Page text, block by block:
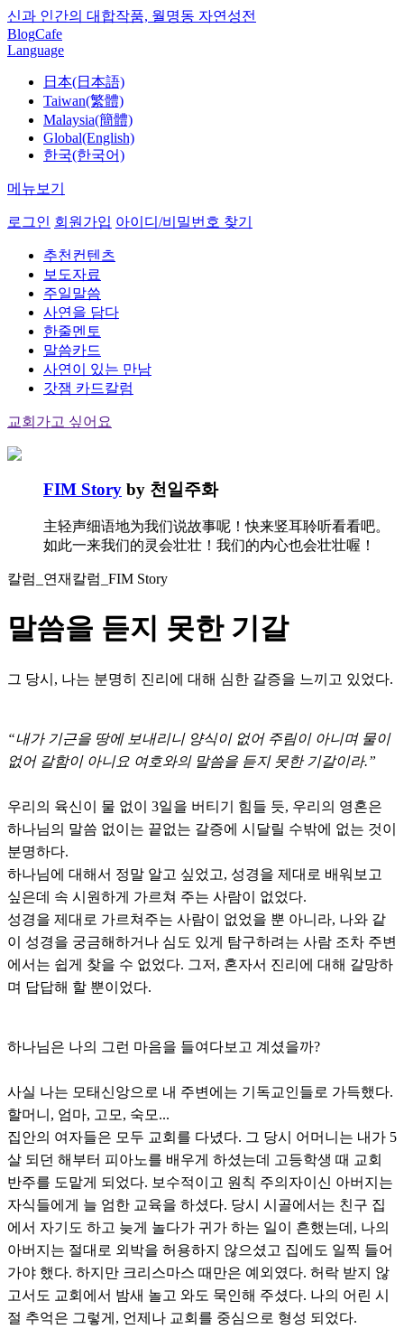
신과 인간의 대합작품, 월명동 자연성전
BlogCafe
Language
日本(日本語)
Taiwan(繁體)
Malaysia(簡體)
Global(English)
한국(한국어)
메뉴보기
로그인 회원가입 아이디/비밀번호 찾기
추천컨텐츠
보도자료
주일말씀
사연을 담다
한줄멘토
말씀카드
사연이 있는 만남
갓잼 카드칼럼
교회가고 싶어요
FIM Story by 천일주화
主轻声细语地为我们说故事呢！快来竖耳聆听看看吧。
如此一来我们的灵会壮壮！我们的内心也会壮壮喔！
칼럼_연재칼럼_FIM Story
말씀을 듣지 못한 기갈
그 당시, 나는 분명히 진리에 대해 심한 갈증을 느끼고 있었다.
“내가 기근을 땅에 보내리니 양식이 없어 주림이 아니며 물이
없어 갈함이 아니요 여호와의 말씀을 듣지 못한 기갈이라.”
우리의 육신이 물 없이 3일을 버티기 힘들 듯, 우리의 영혼은
하나님의 말씀 없이는 끝없는 갈증에 시달릴 수밖에 없는 것이
분명하다.
하나님에 대해서 정말 알고 싶었고, 성경을 제대로 배워보고
싶은데 속 시원하게 가르쳐 주는 사람이 없었다.
성경을 제대로 가르쳐주는 사람이 없었을 뿐 아니라, 나와 같
이 성경을 궁금해하거나 심도 있게 탐구하려는 사람 조차 주변
에서는 쉽게 찾을 수 없었다. 그저, 혼자서 진리에 대해 갈망하
며 답답해 할 뿐이었다.
하나님은 나의 그런 마음을 들여다보고 계셨을까?
사실 나는 모태신앙으로 내 주변에는 기독교인들로 가득했다.
할머니, 엄마, 고모, 숙모...
집안의 여자들은 모두 교회를 다녔다. 그 당시 어머니는 내가 5
살 되던 해부터 피아노를 배우게 하셨는데 고등학생 때 교회
반주를 도맡게 되었다. 보수적이고 원칙 주의자이신 아버지는
자식들에게 늘 엄한 교육을 하셨다. 당시 시골에서는 친구 집
에서 자기도 하고 늦게 놀다가 귀가 하는 일이 흔했는데, 나의
아버지는 절대로 외박을 허용하지 않으셨고 집에도 일찍 들어
가야 했다. 하지만 크리스마스 때만은 예외였다. 허락 받지 않
고서도 교회에서 밤새 놀고 와도 묵인해 주셨다. 나의 어린 시
절 추억은 그렇게, 언제나 교회를 중심으로 형성 되었다.